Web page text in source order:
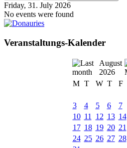
Friday, 31. July 2026
No events were found
Veranstaltungs-Kalender
August
2026
M T W T F
3
4 5 6 7
10 11 12 13 14
17 18 19 20 21
24 25 26 27 28